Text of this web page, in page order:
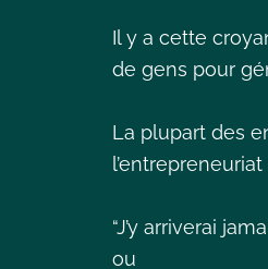
Il y a cette
de gens pour
La plupart des
“J’y arriverai
ou